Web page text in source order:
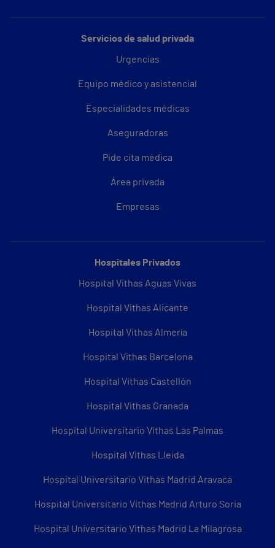
Servicios de salud privada
Urgencias
Equipo médico y asistencial
Especialidades médicas
Aseguradoras
Pide cita médica
Área privada
Empresas
Hospitales Privados
Hospital Vithas Aguas Vivas
Hospital Vithas Alicante
Hospital Vithas Almería
Hospital Vithas Barcelona
Hospital Vithas Castellón
Hospital Vithas Granada
Hospital Universitario Vithas Las Palmas
Hospital Vithas Lleida
Hospital Universitario Vithas Madrid Aravaca
Hospital Universitario Vithas Madrid Arturo Soria
Hospital Universitario Vithas Madrid La Milagrosa